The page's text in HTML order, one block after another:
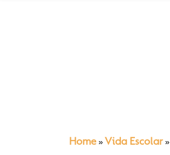
Home » Vida Escolar»